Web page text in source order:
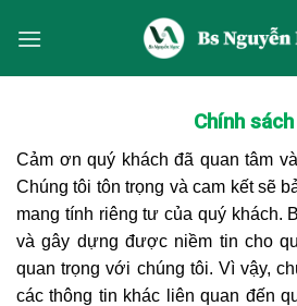
Chính sách
Cảm ơn quý khách đã quan tâm
Chúng tôi tôn trọng và cam kết sẽ
mang tính riêng tư của quý khách.
và gây dựng được niềm tin cho
quan trọng với chúng tôi. Vì vậy,
các thông tin khác liên quan đến